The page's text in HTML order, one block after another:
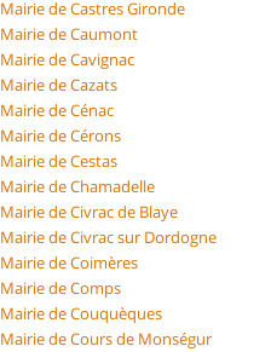
Mairie de Castres Gironde
Mairie de Caumont
Mairie de Cavignac
Mairie de Cazats
Mairie de Cénac
Mairie de Cérons
Mairie de Cestas
Mairie de Chamadelle
Mairie de Civrac de Blaye
Mairie de Civrac sur Dordogne
Mairie de Coimères
Mairie de Comps
Mairie de Couquèques
Mairie de Cours de Monségur